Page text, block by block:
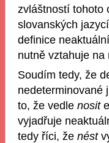
zvláštností tohoto
slovanských
definice
nutně vztahuje
Soudím tedy, že
nedeterminované
to, že vedle nosit
vyjadřuje
tedy říci, že nést